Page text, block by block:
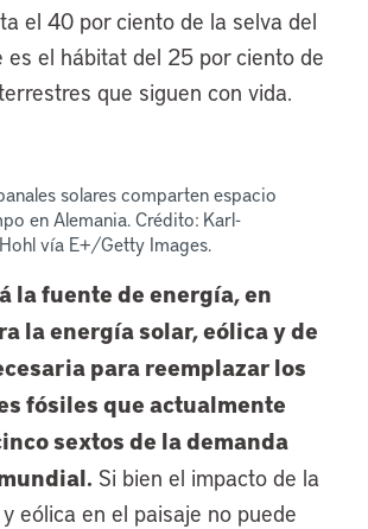
el 40 por ciento de la selva del
es el hábitat del 25 por ciento de
que siguen con vida.
solares comparten espacio
en Alemania. Crédito: Karl-
vía E+/Getty Images.
la fuente de energía, en
la energía solar, eólica y de
para reemplazar los
fósiles que actualmente
sextos de la demanda
Si bien el impacto de la
eólica en el paisaje no puede